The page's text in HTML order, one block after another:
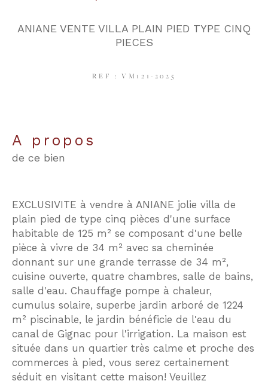
ANIANE VENTE VILLA PLAIN PIED TYPE CINQ
PIECES
REF : VM121-2025
a propos
de ce bien
EXCLUSIVITE à vendre à ANIANE jolie villa de
plain pied de type cinq pièces d'une surface
habitable de 125 m² se composant d'une belle
pièce à vivre de 34 m² avec sa cheminée
donnant sur une grande terrasse de 34 m²,
cuisine ouverte, quatre chambres, salle de bains,
salle d'eau. Chauffage pompe à chaleur,
cumulus solaire, superbe jardin arboré de 1224
m² piscinable, le jardin bénéficie de l'eau du
canal de Gignac pour l'irrigation. La maison est
située dans un quartier très calme et proche des
commerces à pied, vous serez certainement
séduit en visitant cette maison! Veuillez